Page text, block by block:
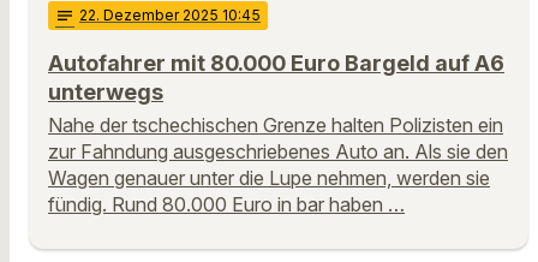
notes 22. Dezember 2025 10:45
Autofahrer mit 80.000 Euro Bargeld auf A6
unterwegs
Nahe der tschechischen Grenze halten Polizisten ein
zur Fahndung ausgeschriebenes Auto an. Als sie den
Wagen genauer unter die Lupe nehmen, werden sie
fündig. Rund 80.000 Euro in bar haben …